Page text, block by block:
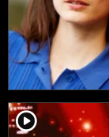
player2